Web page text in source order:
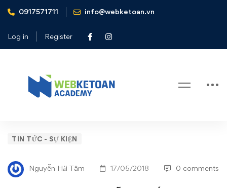
0917571711 info@webketoan.vn
Log in Register
Home
Tin tức - Sự kiện
toán online tại Thanh Hóa
Đào
tạo
TIN TỨC - SỰ KIỆN
Nguyễn Hải Tâm 17/05/2018 0 comments